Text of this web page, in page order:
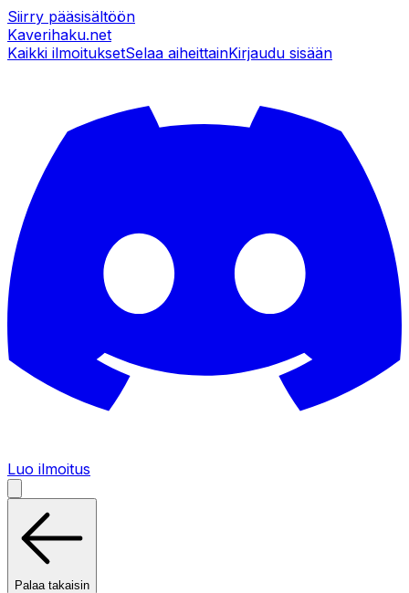
Siirry pääsisältöön
Kaverihaku.net
Kaikki ilmoituksetSelaa aiheittainKirjaudu sisään
Luo ilmoitus
Palaa takaisin